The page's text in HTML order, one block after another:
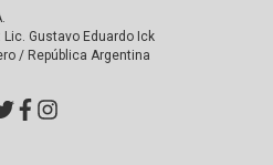
Lic. Gustavo Eduardo Ick
/ República Argentina